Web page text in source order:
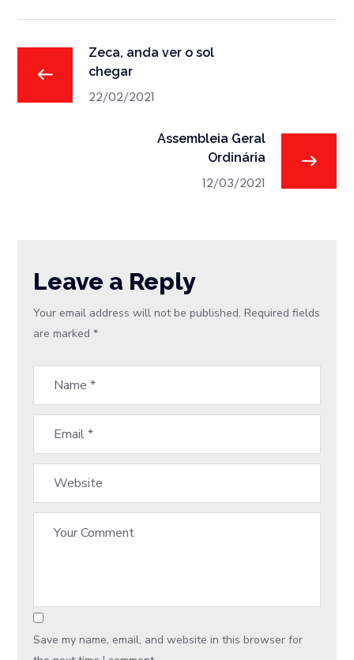
Zeca, anda ver o sol
chegar
22/02/2021
Assembleia Geral
Ordinária
12/03/2021
Leave a Reply
Your email address will not be published. Required fields
are marked*
Save my name, email, and website in this browser for